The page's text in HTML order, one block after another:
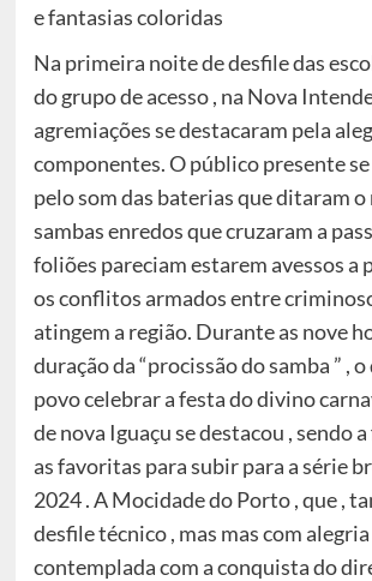
e fantasias coloridas
Na primeira noite de desfile das
do grupo de acesso , na Nova
agremiações se destacaram pela
componentes. O público presente
pelo som das baterias que ditaram
sambas enredos que cruzaram a
foliões pareciam estarem avessos a
os conflitos armados entre
atingem a região. Durante as nove
duração da “procissão do samba ” ,
povo celebrar a festa do divino
de nova Iguaçu se destacou , sendo
as favoritas para subir para a série
2024 . A Mocidade do Porto , que ,
desfile técnico , mas mas com
contemplada com a conquista do